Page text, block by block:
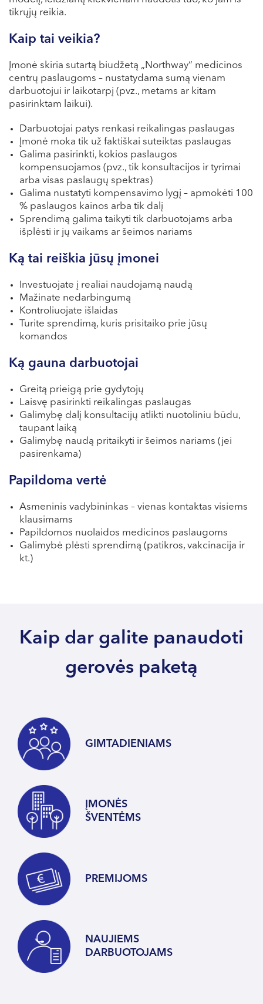
VII --
Klaipėda
Dragūnų g. 2
Darbo laikas:
I-V 08:00 - 20:00
VI, VII --
Darbo laikas:
I-V 08:00 - 20:00
VI 09:00 - 15:00
VII --
Kretinga
J. Basanavičiaus g. 80
I-V 08:00 - 20:00
tikrųjų reikia.
Kaip tai veikia?
Įmonė skiria sutartą biudžetą „Northway“ medicinos
centrų paslaugoms – nustatydama sumą vienam
darbuotojui ir laikotarpį (pvz., metams ar kitam
pasirinktam laikui).
Darbuotojai patys renkasi reikalingas paslaugas
Įmonė moka tik už faktiškai suteiktas paslaugas
Galima pasirinkti, kokios paslaugos
kompensuojamos (pvz., tik konsultacijos ir tyrimai
arba visas paslaugų spektras)
Galima nustatyti kompensavimo lygį – apmokėti 100
% paslaugos kainos arba tik dalį
Sprendimą galima taikyti tik darbuotojams arba
išplėsti ir jų vaikams ar šeimos nariams
Ką tai reiškia jūsų įmonei
Investuojate į realiai naudojamą naudą
Mažinate nedarbingumą
Kontroliuojate išlaidas
Turite sprendimą, kuris prisitaiko prie jūsų
komandos
Ką gauna darbuotojai
Greitą prieigą prie gydytojų
Laisvę pasirinkti reikalingas paslaugas
Galimybę dalį konsultacijų atlikti nuotoliniu būdu,
taupant laiką
Galimybę naudą pritaikyti ir šeimos nariams (jei
pasirenkama)
Papildoma vertė
Asmeninis vadybininkas – vienas kontaktas visiems
klausimams
Papildomos nuolaidos medicinos paslaugoms
Galimybė plėsti sprendimą (patikros, vakcinacija ir
kt.)
Kaip dar galite panaudoti
gerovės paketą
GIMTADIENIAMS
ĮMONĖS
ŠVENTĖMS
PREMIJOMS
NAUJIEMS
DARBUOTOJAMS